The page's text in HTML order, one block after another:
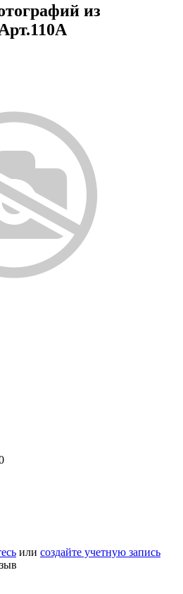
из
или создайте учетную запись